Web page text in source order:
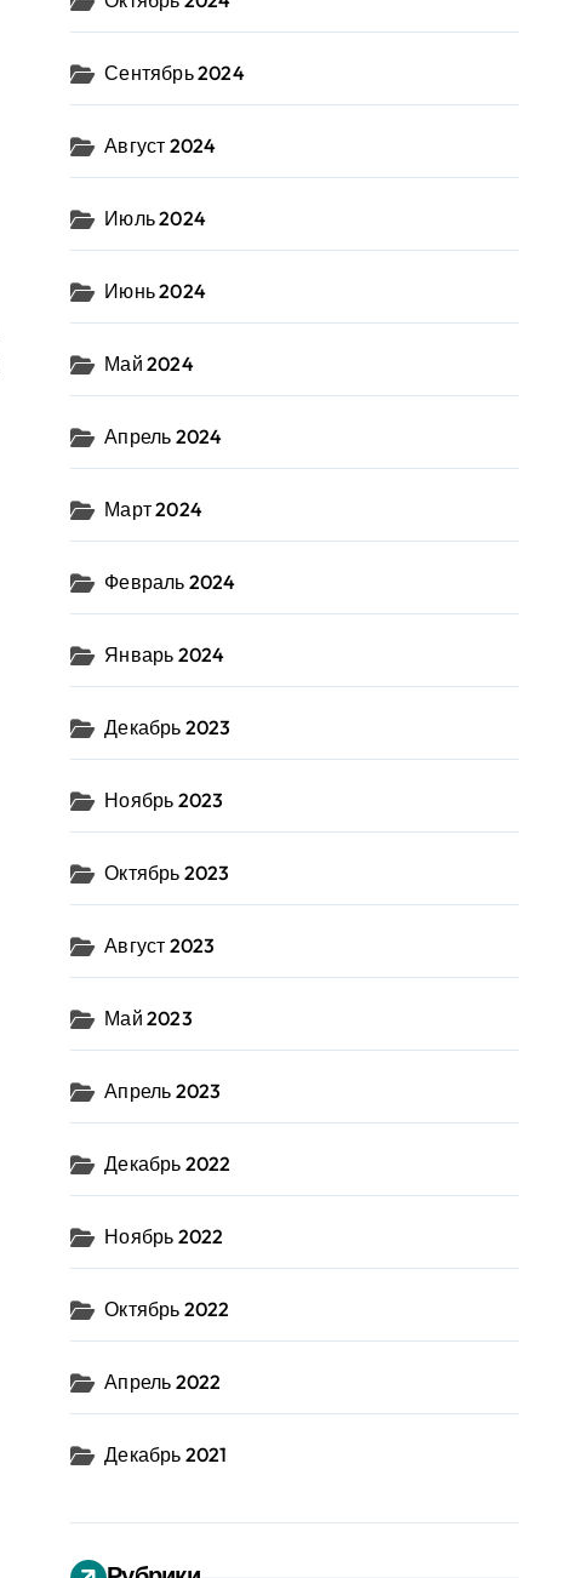
Сентябрь 2024
Август 2024
Июль 2024
Июнь 2024
Май 2024
Апрель 2024
Март 2024
Февраль 2024
Январь 2024
Декабрь 2023
Ноябрь 2023
Октябрь 2023
Август 2023
Май 2023
Апрель 2023
Декабрь 2022
Ноябрь 2022
Октябрь 2022
Апрель 2022
Декабрь 2021